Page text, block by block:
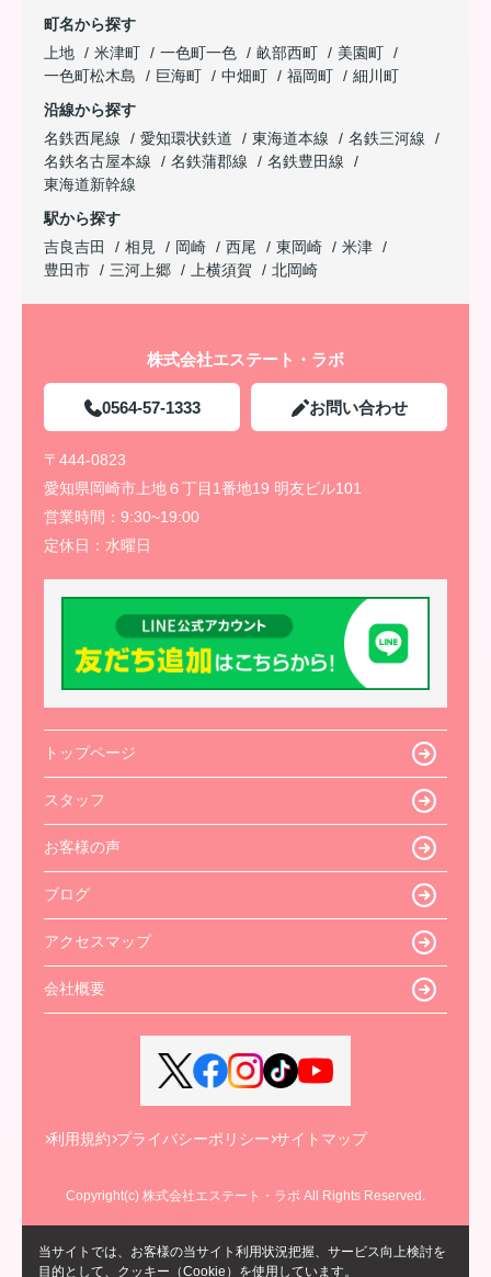
町名から探す
上地
米津町 一色町一色 畝部西町
美園町
一色町松木島
巨海町 中畑町 福岡町
細川町
沿線から探す
名鉄西尾線
愛知環状鉄道 東海道本線
名鉄三河線
名鉄名古屋本線
名鉄蒲郡線
名鉄豊田線
東海道新幹線
駅から探す
吉良吉田
相見 岡崎 西尾 東岡崎
米津
豊田市
三河上郷 上横須賀 北岡崎
株式会社エステート・ラボ
0564-57-1333 お問い合わせ
〒444-0823
愛知県岡崎市上地６丁目1番地19 明友ビル101
営業時間： 9:30~19:00
定休日： 水曜日
トップページ
スタッフ
お客様の声
ブログ
アクセスマップ
会社概要
利用規約 プライバシーポリシー サイトマップ
Copyright(c) 株式会社エステート・ラボ All Rights Reserved.
当サイトでは、お客様の当サイト利用状況把握、サービス向上検討を
目的として、クッキー（Cookie）を使用しています。